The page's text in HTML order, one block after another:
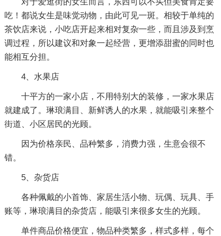
吃！都说女生是味觉动物，由此可见一斑。相较于单纯的
茶饮店来说，小吃店开起来相对复杂一些，而且涉及到烹
调过程，所以建议和对象一起经营，更增添甜蜜的同时也
能相互分担。
4、水果店
十平方的一家小店，不用特别大的装修，一家水果店
就建成了。琳琅满目、新鲜诱人的水果，就能吸引来整个
街道、小区居民的光顾。
因为价格亲民、品种繁多，消费力强，生意会很不
错。
5、杂货店
各种佩戴的小首饰、家居生活小物、玩偶、玩具、手
账等，琳琅满目的杂货店，能吸引来很多女生的光顾。
单件商品价格便宜，物品种类繁多，样式多样，每个